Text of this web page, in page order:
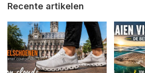
Recente artikelen